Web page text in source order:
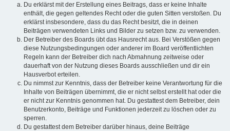
Du erklärst mit der Erstellung eines Beitrags, dass er keine Inhalte
enthält, die gegen geltendes Recht oder die guten Sitten verstoßen. Du
erklärst insbesondere, dass du das Recht besitzt, die in deinen
Beiträgen verwendeten Links und Bilder zu setzen bzw. zu verwenden.
Der Betreiber des Boards übt das Hausrecht aus. Bei Verstößen gegen
diese Nutzungsbedingungen oder anderer im Board veröffentlichten
Regeln kann der Betreiber dich nach Abmahnung zeitweise oder
dauerhaft von der Nutzung dieses Boards ausschließen und dir ein
Hausverbot erteilen.
Du nimmst zur Kenntnis, dass der Betreiber keine Verantwortung für die
Inhalte von Beiträgen übernimmt, die er nicht selbst erstellt hat oder die
er nicht zur Kenntnis genommen hat. Du gestattest dem Betreiber, dein
Benutzerkonto, Beiträge und Funktionen jederzeit zu löschen oder zu
sperren.
Du gestattest dem Betreiber darüber hinaus, deine Beiträge